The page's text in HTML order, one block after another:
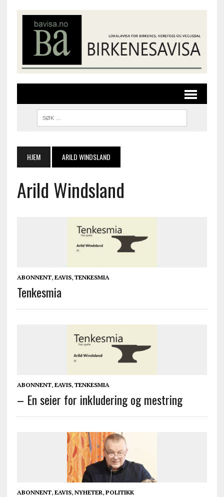
HJEM ARILD WINDSLAND
Arild Windsland
ABONNENT, EAVIS, TENKESMIA
Tenkesmia
ABONNENT, EAVIS, TENKESMIA
– En seier for inkludering og mestring
ABONNENT, EAVIS, NYHETER, POLITIKK